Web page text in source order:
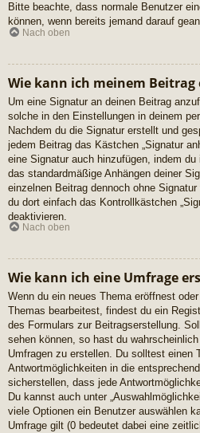
Bitte beachte, dass normale Benutzer
können, wenn bereits jemand darauf
Nach oben
Wie kann ich meinem
Um eine Signatur an deinen Beitrag
solche in den Einstellungen in deinem
Nachdem du die Signatur erstellt und
jedem Beitrag das Kästchen „Signatur
eine Signatur auch hinzufügen, indem
das standardmäßige Anhängen deiner
einzelnen Beitrag dennoch ohne
du dort einfach das Kontrollkästchen
deaktivieren.
Nach oben
Wie kann ich eine Umfrage
Wenn du ein neues Thema eröffnest
Themas bearbeitest, findest du ein
des Formulars zur Beitragserstellung.
sehen können, so hast du
Umfragen zu erstellen. Du solltest einen
Antwortmöglichkeiten in die
sicherstellen, dass jede
Du kannst auch unter
viele Optionen ein Benutzer auswählen
Umfrage gilt (0 bedeutet dabei eine